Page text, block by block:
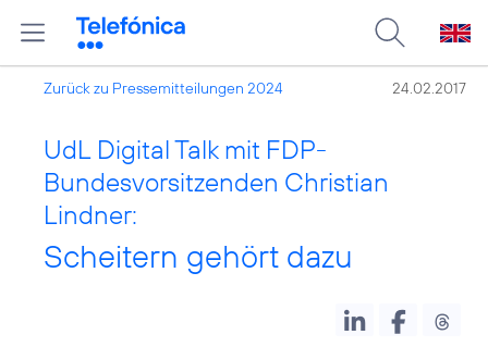
Zurück zu Pressemitteilungen 2024 24.02.2017
UdL Digital Talk mit FDP-
Bundesvorsitzenden Christian
Lindner:
Scheitern gehört dazu